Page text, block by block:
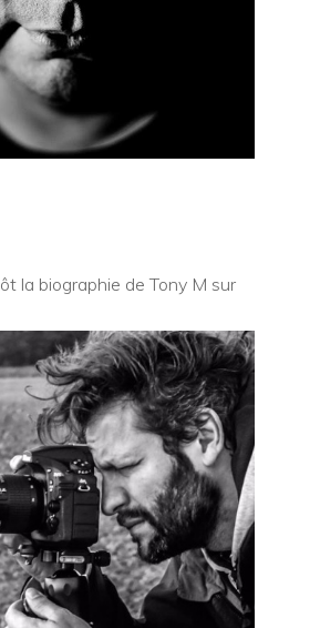
la biographie de Tony M sur